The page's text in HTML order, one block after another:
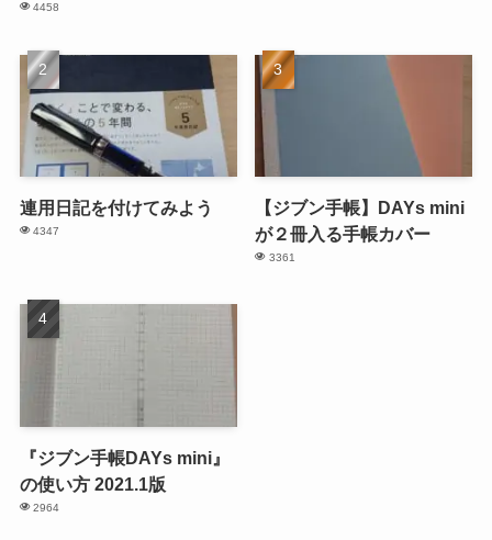
4458
連用日記を付けてみよう
4347
【ジブン手帳】DAYs mini
が２冊入る手帳カバー
3361
『ジブン手帳DAYs mini』
の使い方 2021.1版
2964